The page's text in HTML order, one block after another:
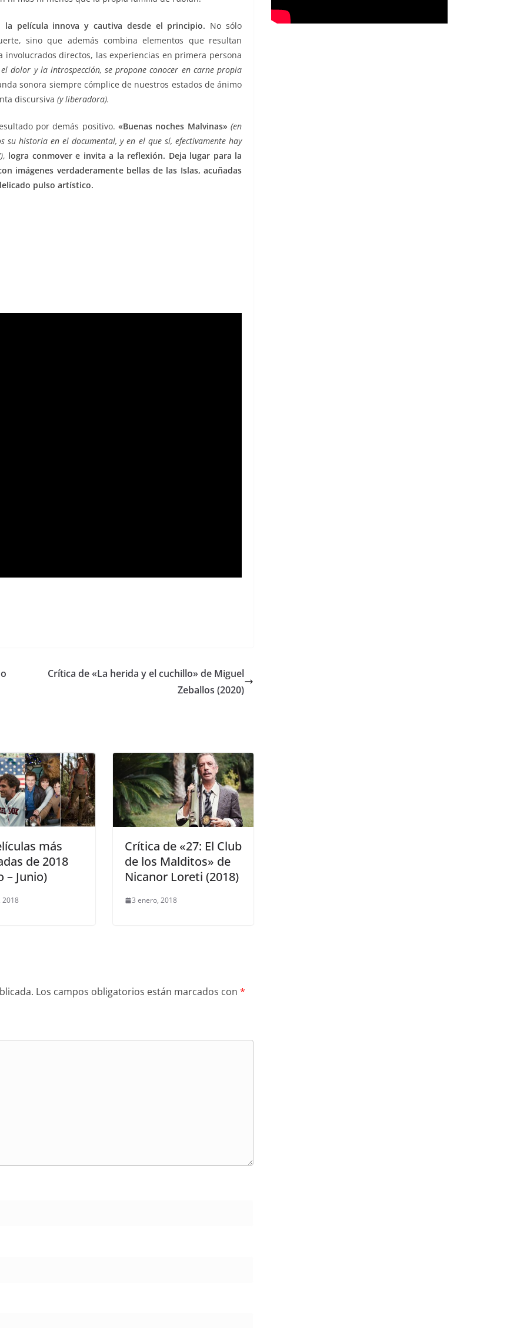
película innova y cautiva desde el principio. No sólo
sino que además combina elementos que resultan
involucrados directos, las experiencias en primera persona
el dolor y la introspección, se propone conocer en carne propia
sonora siempre cómplice de nuestros estados de ánimo
discursiva (y liberadora).
por demás positivo. «Buenas noches Malvinas» (en
historia en el documental, y en el que sí, efectivamente hay
, logra conmover e invita a la reflexión. Deja lugar para la
imágenes verdaderamente bellas de las Islas, acuñadas
pulso artístico.
Crítica de «La herida y el cuchillo» de Miguel
Zeballos (2020)
más
de 2018
– Junio)
2018
Crítica de «27: El Club
de los Malditos» de
Nicanor Loreti (2018)
3 enero, 2018
Los campos obligatorios están marcados con *